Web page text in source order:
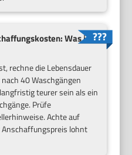
Was ist
rechne die Lebensdauer
40 Waschgängen
teurer sein als ein
Prüfe
Achte auf
lohnt